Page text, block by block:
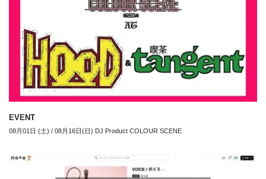
EVENT
08月01日 (土) / 08月16日(日) DJ Product COLOUR SCENE